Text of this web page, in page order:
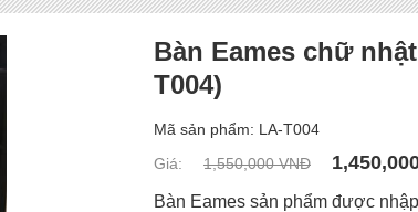
Bàn Eames chữ
T004)
Mã sản phẩm: LA-T004
Giá:
1,550,000 VNĐ
Bàn Eames sản phẩm được